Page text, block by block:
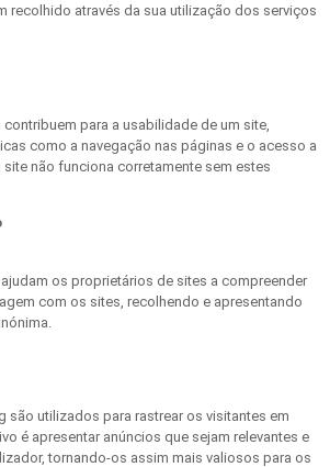
recolhido através da sua utilização dos serviços
para a usabilidade de um site,
como a navegação nas páginas e o acesso a
site não funciona corretamente sem estes
os proprietários de sites a compreender
com os sites, recolhendo e apresentando
são utilizados para rastrear os visitantes em
é apresentar anúncios que sejam relevantes e
tornando-os assim mais valiosos para os